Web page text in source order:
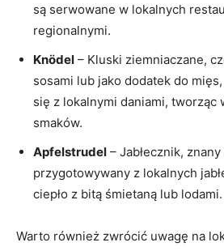
są serwowane w lokalnych
⁤regionalnymi.
Knödel – Kluski‌ ziemniaczane,
sosami‌ lub jako‍ dodatek do
się⁢ z lokalnymi daniami,⁢ tworząc
smaków.
Apfelstrudel – ⁢Jabłecznik,
przygotowywany z lokalnych
ciepło z bitą śmietaną⁤ lub ⁢lodami.
Warto również zwrócić ⁢uwagę na